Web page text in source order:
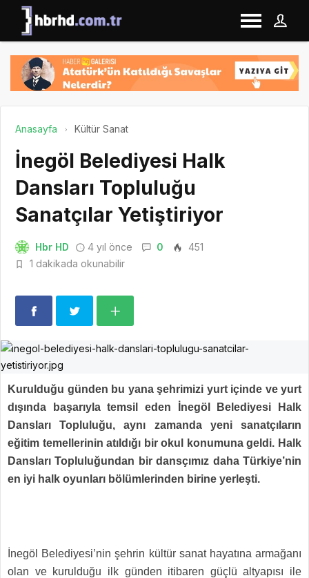
Anasayfa Kültür Sanat
İnegöl Belediyesi Halk
Dansları Topluluğu
Sanatçılar Yetiştiriyor
Hbr HD 4 yıl önce 0
451
1 dakikada okunabilir
Kurulduğu günden bu yana şehrimizi yurt içinde ve yurt
dışında başarıyla temsil eden İnegöl Belediyesi Halk
Dansları Topluluğu, aynı zamanda yeni sanatçıların
eğitim temellerinin atıldığı bir okul konumuna geldi. Halk
Dansları Topluluğundan bir dansçımız daha Türkiye’nin
en iyi halk oyunları bölümlerinden birine yerleşti.
İnegöl Belediyesi’nin şehrin kültür sanat hayatına armağanı
olan ve kurulduğu ilk günden itibaren güçlü altyapısı ile